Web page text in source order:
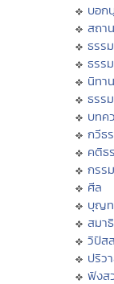
บอ
สถา
ธรร
ธรร
นิทา
ธรร
บทค
กวีธ
คติธ
กรรม
ศีล
บุญท
สมาธิ
วิปัส
ปริว
ฟังส